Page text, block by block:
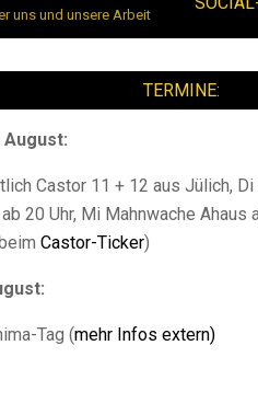
uns und unsere Arbeit
TERMINE:
August:
Castor 11 + 12 aus Jülich,
20 Uhr, Mi Mahnwache Ahaus
Castor-Ticker)
Tag (mehr Infos extern)